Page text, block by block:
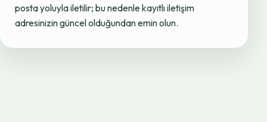
posta yoluyla iletilir; bu nedenle kayıtlı iletişim
adresinizin güncel olduğundan emin olun.